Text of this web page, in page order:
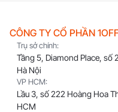
CÔNG TY CỔ PHẦN
Trụ sở chính:
Tầng 5, Diamond Place, số
Hà Nội
VP HCM:
Lầu 3, số 222 Hoàng Hoa
HCM